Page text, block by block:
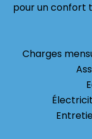
pour un confort
Charges